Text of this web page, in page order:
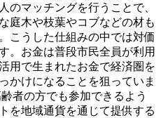
のマッチングを行うことで、
庭木や枝葉やコブなどの材も
こうした仕組みの中では対価
。お金は普段市民全員が利用
用で生まれたお金で経済圏を
かけになることを狙っていま
者の方でも参加できるよう
を地域通貨を通じて提供する